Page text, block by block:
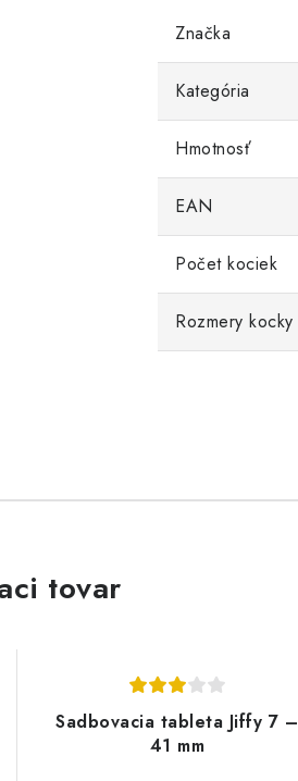
Značka
Kategória
Hmotnosť
EAN
Počet kociek
Rozmery kocky
tovar
Sadbovacia tableta Jiffy 7 –
41 mm